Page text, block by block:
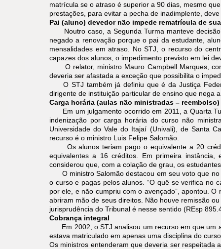
matrícula se o atraso é superior a 90 dias, mesmo
prestações, para evitar a pecha de inadimplente,
Pai (aluno) devedor não impede rematrícula de
Noutro caso, a Segunda Turma manteve decisão
negado a renovação porque o pai da estudante,
mensalidades em atraso. No STJ, o recurso do
capazes dos alunos, o impedimento previsto em lei
O relator, ministro Mauro Campbell Marques,
deveria ser afastada a exceção que possibilita o
O STJ também já definiu que é da Justiça
dirigente de instituição particular de ensino que nega
Carga horária (aulas não ministradas – reembolso)
Em um julgamento ocorrido em 2011, a Quarta
indenização por carga horária do curso não
Universidade do Vale do Itajaí (Univali), de Santa
recurso é o ministro Luis Felipe Salomão.
Os alunos teriam pago o equivalente a 20
equivalentes a 16 créditos. Em primeira
considerou que, com a colação de grau, os
O ministro Salomão destacou em seu voto que no
o curso e pagas pelos alunos. “O quê se verifica no
por ele, e não cumpriu com o avençado”, apontou.
abriram mão de seus direitos. Não houve remissão
jurisprudência do Tribunal é nesse sentido (REsp
Cobrança integral
Em 2002, o STJ analisou um recurso em que um
estava matriculado em apenas uma disciplina do
Os ministros entenderam que deveria ser respeitada